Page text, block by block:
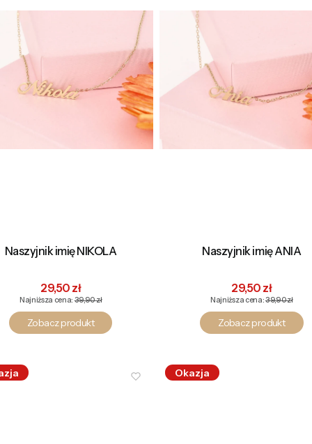
Naszyjnik imię NIKOLA
Cena promocyjna
29,50 zł
Najniższa cena: 39,90 zł
Zobacz produkt
Naszyjnik imię ANIA
Cena promocyjna
29,50 zł
Najniższa cena:39,90 zł
Zobacz produkt
Okazja